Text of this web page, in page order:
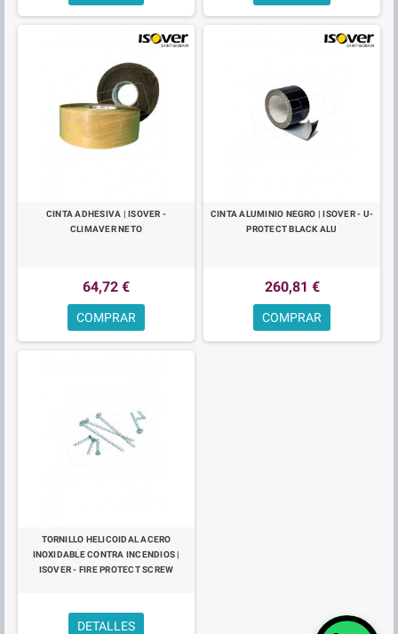
CINTA ADHESIVA | ISOVER -
CLIMAVER NETO
64,72 €
COMPRAR
CINTA ALUMINIO NEGRO | ISOVER - U-
PROTECT BLACK ALU
260,81 €
COMPRAR
TORNILLO HELICOIDAL ACERO
INOXIDABLE CONTRA INCENDIOS |
ISOVER - FIRE PROTECT SCREW
DETALLES